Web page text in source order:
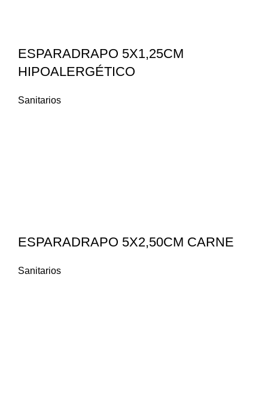
ESPARADRAPO 5X1,25CM
HIPOALERGÉTICO
Sanitarios
ESPARADRAPO 5X2,50CM CARNE
Sanitarios